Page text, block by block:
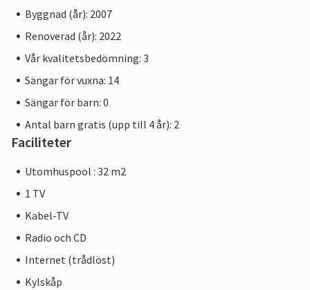
Byggnad (år): 2007
Renoverad (år): 2022
Vår kvalitetsbedömning: 3
Sängar för vuxna: 14
Sängar för barn: 0
Antal barn gratis (upp till 4 år): 2
Faciliteter
Utomhuspool : 32 m2
1 TV
Kabel-TV
Radio och CD
Internet (trådlöst)
Kylskåp